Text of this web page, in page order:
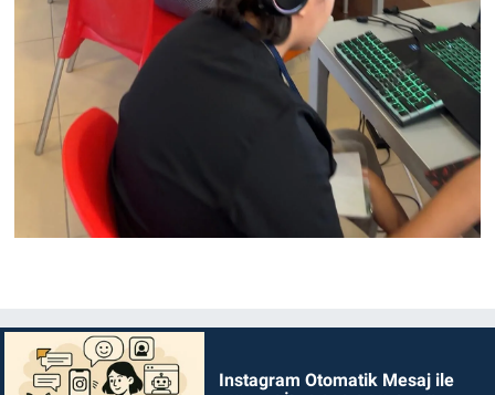
Instagram Otomatik Mesaj ile